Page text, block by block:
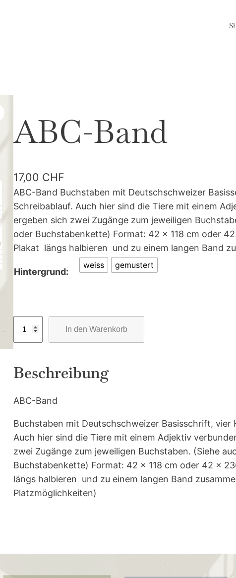
ABC-Band
17,00 CHF
ABC-Band Buchstaben mit Deutschschweizer
Schreibablauf. Auch hier sind die Tiere mit einem
ergeben sich zwei Zugänge zum jeweiligen
oder Buchstabenkette) Format: 42 x 118 cm oder
Plakat längs halbieren und zu einem langen Band
Hintergrund:
weiss gemustert
C
B
n
d
M
e
n
g
e
In den Warenkorb
Beschreibung
ABC-Band
Buchstaben mit Deutschschweizer Basisschrift, vier
Auch hier sind die Tiere mit einem Adjektiv
zwei Zugänge zum jeweiligen Buchstaben. (Siehe
Buchstabenkette) Format: 42 x 118 cm oder 42 x
längs halbieren und zu einem langen Band
Platzmöglichkeiten)